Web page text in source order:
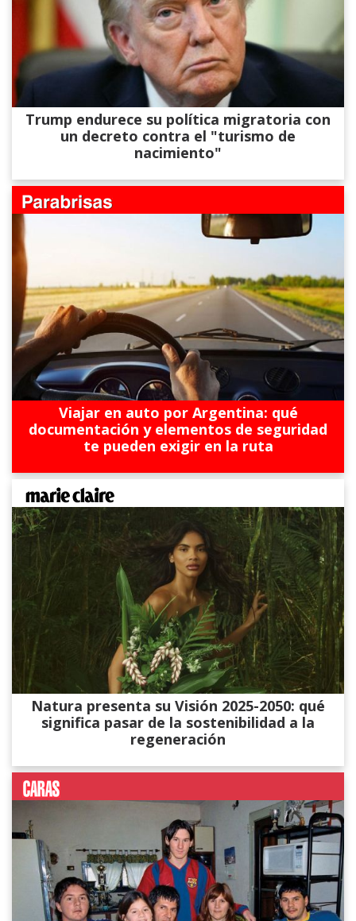
Trump endurece su política migratoria con
un decreto contra el "turismo de
nacimiento"
Viajar en auto por Argentina: qué
documentación y elementos de seguridad
te pueden exigir en la ruta
Natura presenta su Visión 2025-2050: qué
significa pasar de la sostenibilidad a la
regeneración